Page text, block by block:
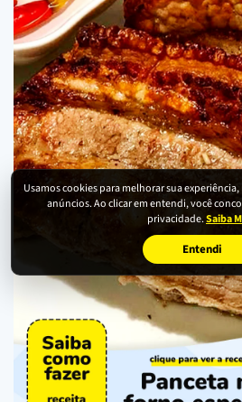
Usamos cookies para melhorar sua
anúncios. Ao clicar em entendi, você
privacidade.Saiba
Entendi